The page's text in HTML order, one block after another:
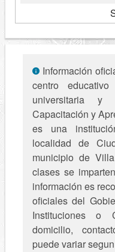
Información
centro
universitaria y
Capacitación y
es una
localidad de
municipio de
clases se
información es
oficiales del
Instituciones o
domicilio,
puede variar